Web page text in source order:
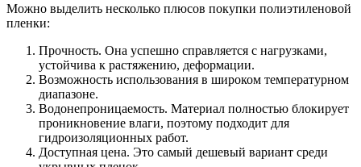
Можно выделить несколько плюсов покупки полиэтиленовой
пленки:
Прочность. Она успешно справляется с нагрузками,
устойчива к растяжению, деформации.
Возможность использования в широком температурном
диапазоне.
Водонепроницаемость. Материал полностью блокирует
проникновение влаги, поэтому подходит для
гидроизоляционных работ.
Доступная цена. Это самый дешевый вариант среди